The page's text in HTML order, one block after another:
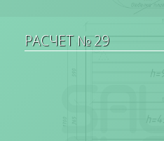
РАСЧЕТ № 29